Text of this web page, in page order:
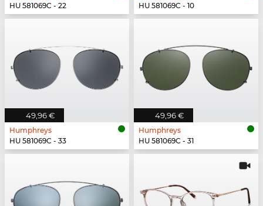
HU 581069C - 22
HU 581069C - 10
49,96 €
Humphreys
HU 581069C - 33
49,96 €
Humphreys
HU 581069C - 31